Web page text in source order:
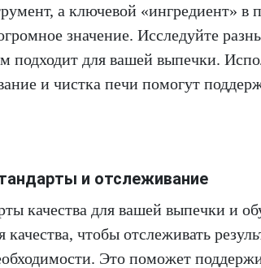
а ключевой «ингредиент» в
значение. Исследуйте
подходит для вашей выпечки.
и чистка печи помогут
и отслеживание
качества для вашей выпечки и
качества, чтобы отслеживать
Это поможет